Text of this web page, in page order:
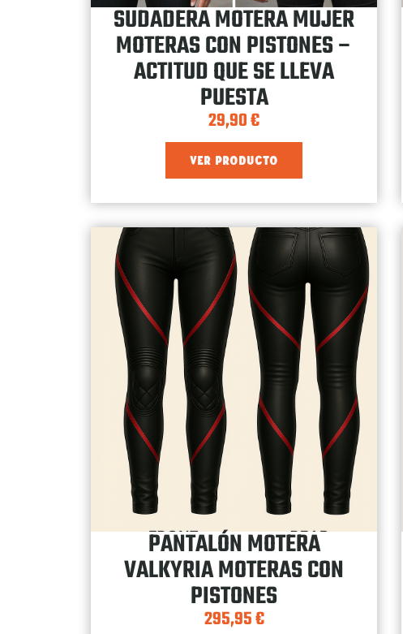
SUDADERA MOTERA MUJER
MOTERAS CON PISTONES –
ACTITUD QUE SE LLEVA
PUESTA
29,90€
VER PRODUCTO
PANTALÓN MOTERA
VALKYRIA MOTERAS CON
PISTONES
295,95€